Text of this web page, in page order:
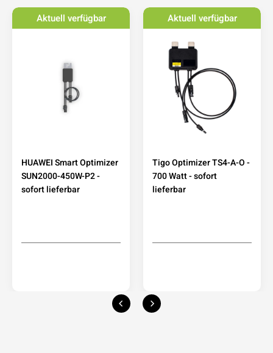
Aktuell verfügbar
HUAWEI Smart Optimizer
SUN2000-450W-P2 -
sofort lieferbar
Aktuell verfügbar
Tigo Optimizer TS4-A-O -
700 Watt - sofort
lieferbar